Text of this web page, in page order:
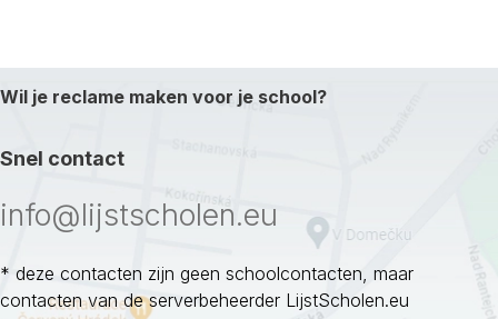
Wil je reclame maken voor je school?
Snel contact
info@lijstscholen.eu
* deze contacten zijn geen schoolcontacten, maar
contacten van de serverbeheerder LijstScholen.eu